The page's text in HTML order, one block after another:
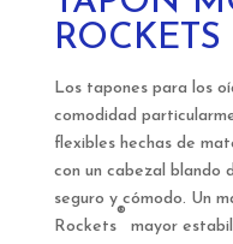
Los tapones para los
comodidad
flexibles hechas de
con un cabezal blando
seguro y cómodo. Un
Rockets
®
mayor